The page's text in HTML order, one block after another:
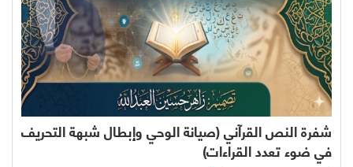
شفرة النص القرآني (صيانة الوحي وإبطال شبهة التحريف
في ضوء تعدد القراءات)